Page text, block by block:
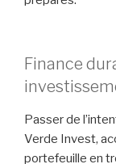
Finance
Passer de
Verde Invest,
portefeuille en